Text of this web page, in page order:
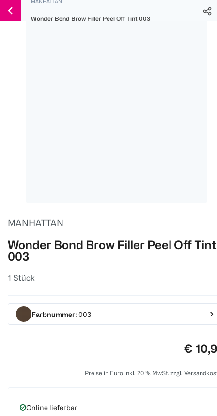
150 Ös
300 Ös
500 Ös
Weiter
zum
MANHATTAN
Wonder Bond Brow Filler Peel Off Tint 003
MANHATTAN
Wonder Bond Brow Filler Peel Off Tint
003
1 Stück
Farbnummer: 003
Preis:
€
Preise in Euro inkl. 20 % MwSt. zzgl.
Online lieferbar